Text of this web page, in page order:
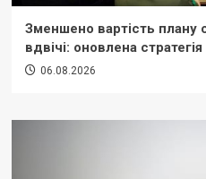
Зменшено вартість плану
вдвічі: оновлена стратегія
06.08.2026